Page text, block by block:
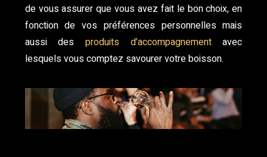
de vous assurer que vous avez fait le bon choix, en
fonction de vos préférences personnelles mais
aussi des produits d’accompagnementavec
lesquels vous comptez savourer votre boisson.